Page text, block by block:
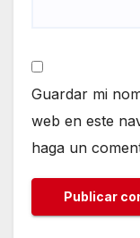
Guardar mi
web en este
haga un